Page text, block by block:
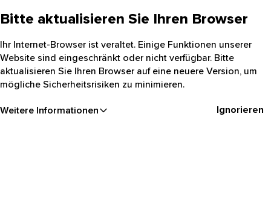
Bitte aktualisieren Sie Ihren Browser
Ihr Internet-Browser ist veraltet. Einige Funktionen unserer
Website sind eingeschränkt oder nicht verfügbar. Bitte
aktualisieren Sie Ihren Browser auf eine neuere Version, um
mögliche Sicherheitsrisiken zu minimieren.
Weitere Informationen Ignorieren